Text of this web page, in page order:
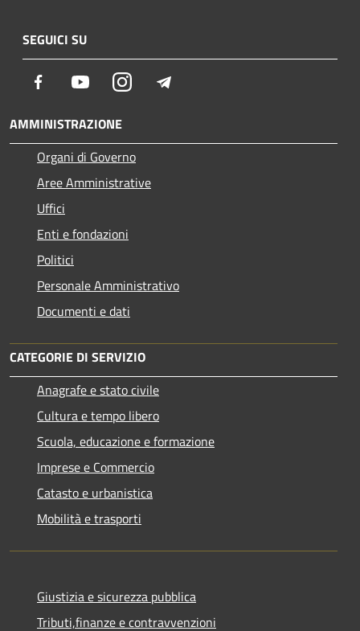
SEGUICI SU
Facebook YoutubeInstagram
AMMINISTRAZIONE
Organi di Governo
Aree Amministrative
Uffici
Enti e fondazioni
Politici
Personale Amministrativo
Documenti e dati
CATEGORIE DI SERVIZIO
Anagrafe e stato civile
Cultura e tempo libero
Scuola, educazione e formazione
Imprese e Commercio
Catasto e urbanistica
Mobilità e trasporti
Giustizia e sicurezza pubblica
Tributi,finanze e contravvenzioni